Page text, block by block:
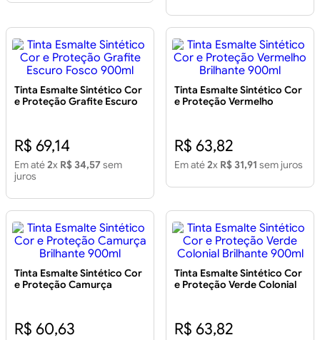
Tinta Esmalte Sintético Cor
e Proteção Grafite Escuro
R$ 69,14
Em até2x R$ 34,57 sem
juros
Tinta Esmalte Sintético Cor
e Proteção Vermelho
R$ 63,82
Em até2x R$ 31,91 sem juros
Tinta Esmalte Sintético Cor
e Proteção Camurça
R$ 60,63
Tinta Esmalte Sintético Cor
e Proteção Verde Colonial
R$ 63,82